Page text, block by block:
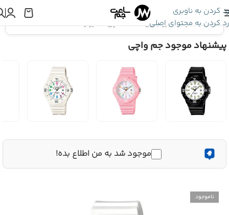
رد کردن به ناوبری
رد کردن به محتوای اصلی
اینجا هستید:کاسیو جنرال»ساعت مچی کاسیو زنانه LRW-200H-2E2VDR
پیشنهاد موجود جم واچی
موجود شد به من اطلاع بده!
ناموجود